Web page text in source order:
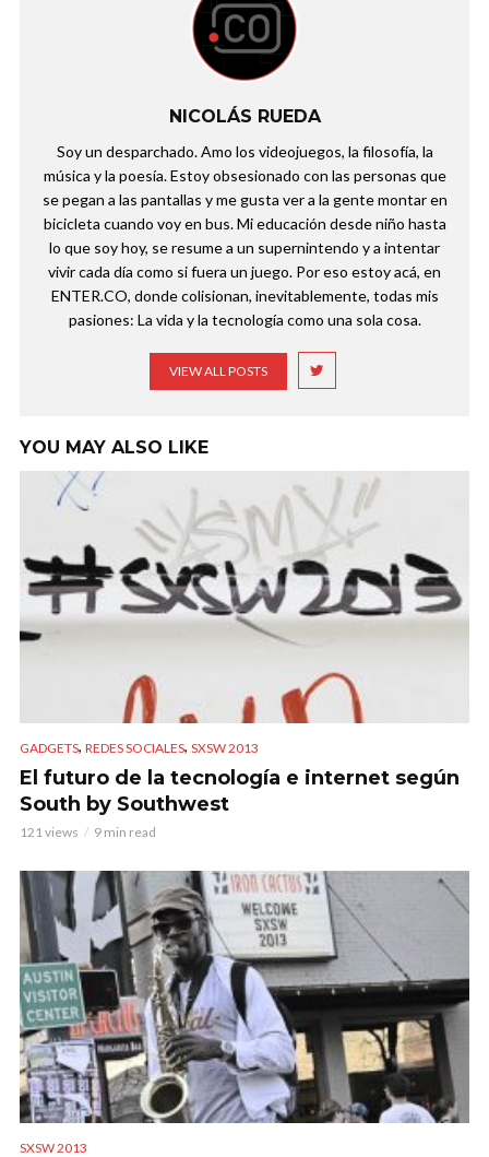
NICOLÁS RUEDA
Soy un desparchado. Amo los videojuegos, la filosofía, la
música y la poesía. Estoy obsesionado con las personas que
se pegan a las pantallas y me gusta ver a la gente montar en
bicicleta cuando voy en bus. Mi educación desde niño hasta
lo que soy hoy, se resume a un supernintendo y a intentar
vivir cada día como si fuera un juego. Por eso estoy acá, en
ENTER.CO, donde colisionan, inevitablemente, todas mis
pasiones: La vida y la tecnología como una sola cosa.
VIEW ALL POSTS
YOU MAY ALSO LIKE
GADGETS, REDES SOCIALES, SXSW 2013
El futuro de la tecnología e internet según
South by Southwest
121 views 9 min read
SXSW 2013